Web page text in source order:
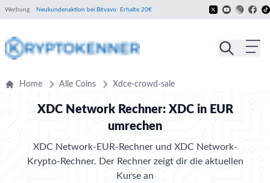
Werbung Neukundenaktion bei Bitvavo: Erhalte 20€
Home Alle Coins Xdce-crowd-sale
XDC Network Rechner: XDC in EUR
umrechen
XDC Network-EUR-Rechner und XDC Network-
Krypto-Rechner. Der Rechner zeigt dir die aktuellen
Kurse an